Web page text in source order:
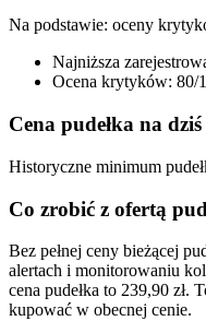
Na podstawie: oceny
Najniższa
Ocena krytyków: 80/
Cena pudełka na dziś
Historyczne minimum
Co zrobić z ofertą
Bez pełnej ceny bieżącej
alertach i monitorowaniu
cena pudełka to 239,90 zł.
kupować w obecnej cenie.